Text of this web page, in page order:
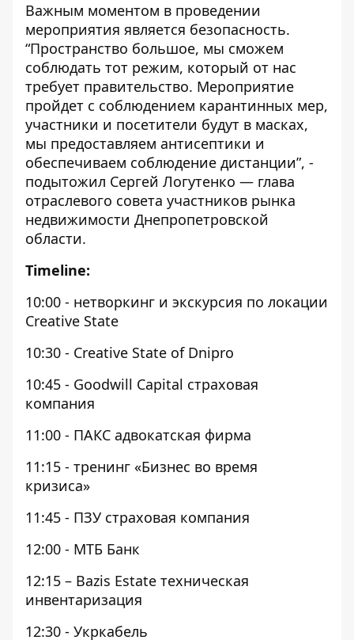
Важным моментом в проведении
мероприятия является безопасность.
“Пространство большое, мы сможем
соблюдать тот режим, который от нас
требует правительство. Мероприятие
пройдет с соблюдением карантинных мер,
участники и посетители будут в масках,
мы предоставляем антисептики и
обеспечиваем соблюдение дистанции”, -
подытожил Сергей Логутенко — глава
отраслевого совета участников рынка
недвижимости Днепропетровской
области.
Timeline:
10:00 - нетворкинг и экскурсия по локации
Creative State
10:30 - Creative State of Dnipro
10:45 - Goodwill Capital страховая
компания
11:00 - ПАКС адвокатская фирма
11:15 - тренинг «Бизнес во время
кризиса»
11:45 - ПЗУ страховая компания
12:00 - МТБ Банк
12:15 – Bazis Estate техническая
инвентаризация
12:30 - Укркабель